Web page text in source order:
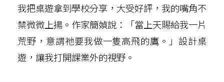
我把桌遊拿到學校分享，大受好評，我的嘴角不
禁微微上揚。作家簡媜說：「當上天賜給我一片
荒野，意謂祂要我做一隻高飛的鷹。」設計桌
遊，讓我打開課業外的視野。